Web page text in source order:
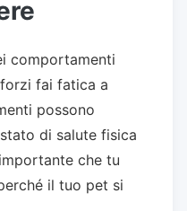
comportamenti
fai fatica a
possono
di salute fisica
che tu
il tuo pet si